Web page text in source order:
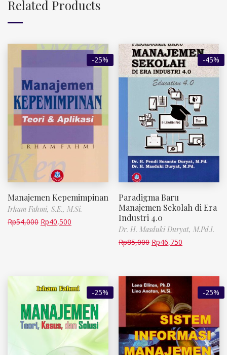
Related Products
-25%
Manajemen Kepemimpinan
Irham Fahmi, S.E., M.Si.
Rp54,000 Rp40,500
-45%
Paradigma Baru
Manajemen Sekolah di Era
Industri 4.0
Dr. H. Masduki Duryat, M.Pd.I.
Rp85,000 Rp46,750
-25% -25%